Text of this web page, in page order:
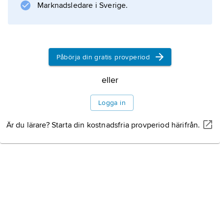
Marknadsledare i Sverige.
Påbörja din gratis provperiod
eller
Logga in
Är du lärare? Starta din kostnadsfria provperiod härifrån.